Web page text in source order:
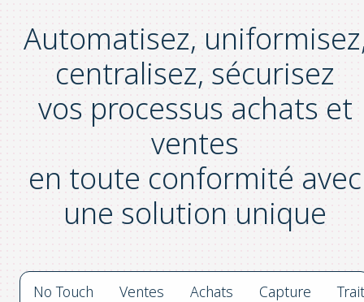
Automatisez,
centralisez, sécurisez
vos processus achats et
ventes
en toute conformité avec
une solution unique
No Touch Ventes Achats Capture